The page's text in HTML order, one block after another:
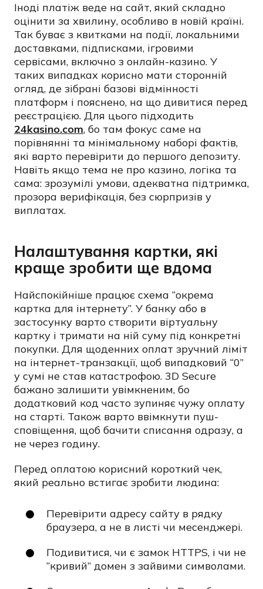
Іноді платіж веде на сайт, який складно
оцінити за хвилину, особливо в новій країні.
Так буває з квитками на події, локальними
доставками, підписками, ігровими
сервісами, включно з онлайн-казино. У
таких випадках корисно мати сторонній
огляд, де зібрані базові відмінності
платформ і пояснено, на що дивитися перед
реєстрацією. Для цього підходить
24kasino.com, бо там фокус саме на
порівнянні та мінімальному наборі фактів,
які варто перевірити до першого депозиту.
Навіть якщо тема не про казино, логіка та
сама: зрозумілі умови, адекватна підтримка,
прозора верифікація, без сюрпризів у
виплатах.
Налаштування картки, які
краще зробити ще вдома
Найспокійніше працює схема “окрема
картка для інтернету”. У банку або в
застосунку варто створити віртуальну
картку і тримати на ній суму під конкретні
покупки. Для щоденних оплат зручний ліміт
на інтернет-транзакції, щоб випадковий “0”
у сумі не став катастрофою. 3D Secure
бажано залишити увімкненим, бо
додатковий код часто зупиняє чужу оплату
на старті. Також варто ввімкнути пуш-
сповіщення, щоб бачити списання одразу, а
не через годину.
Перед оплатою корисний короткий чек,
який реально встигає зробити людина:
Перевірити адресу сайту в рядку
браузера, а не в листі чи месенджері.
Подивитися, чи є замок HTTPS, і чи не
“кривий” домен з зайвими символами.